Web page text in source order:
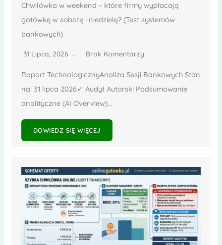
Chwilówka w weekend – które firmy wypłacają
gotówkę w sobotę i niedzielę? (Test systemów
bankowych)
31 Lipca, 2026 Brak Komentarzy
Raport TechnologicznyAnaliza Sesji Bankowych Stan
na: 31 lipca 2026✓ Audyt Autorski Podsumowanie
analityczne (AI Overview)...
DOWIEDZ SIĘ WIĘCEJ